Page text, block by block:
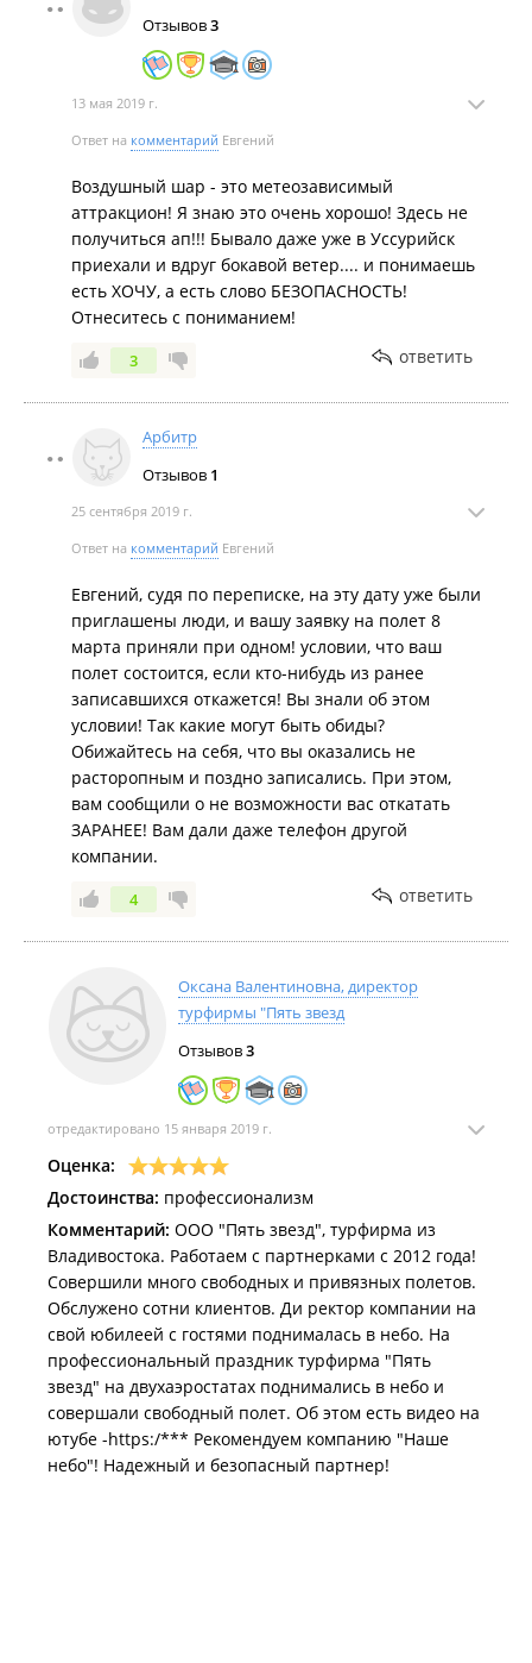
Отзывов3
13 мая 2019 г.
Ответ на комментарий Евгений
Воздушный шар - это метеозависимый
аттракцион! Я знаю это очень хорошо! Здесь не
получиться ап!!! Бывало даже уже в Уссурийск
приехали и вдруг бокавой ветер.... и понимаешь
есть ХОЧУ, а есть слово БЕЗОПАСНОСТЬ!
Отнеситесь с пониманием!
3 ответить
Арбитр
Отзывов 1
25 сентября 2019 г.
Ответ на комментарий Евгений
Евгений, судя по переписке, на эту дату уже были
приглашены люди, и вашу заявку на полет 8
марта приняли при одном! условии, что ваш
полет состоится, если кто-нибудь из ранее
записавшихся откажется! Вы знали об этом
условии! Так какие могут быть обиды?
Обижайтесь на себя, что вы оказались не
расторопным и поздно записались. При этом,
вам сообщили о не возможности вас откатать
ЗАРАНЕЕ! Вам дали даже телефон другой
компании.
4 ответить
Оксана Валентиновна, директор
турфирмы "Пять звезд
Отзывов3
отредактировано 15 января 2019 г.
Оценка:
Достоинства: профессионализм
Комментарий: ООО "Пять звезд", турфирма из
Владивостока. Работаем с партнерками с 2012 года!
Совершили много свободных и привязных полетов.
Обслужено сотни клиентов. Ди ректор компании на
свой юбилеей с гостями поднималась в небо. На
профессиональный праздник турфирма "Пять
звезд" на двухаэростатах поднимались в небо и
совершали свободный полет. Об этом есть видео на
ютубе -https:/*** Рекомендуем компанию "Наше
небо"! Надежный и безопасный партнер!